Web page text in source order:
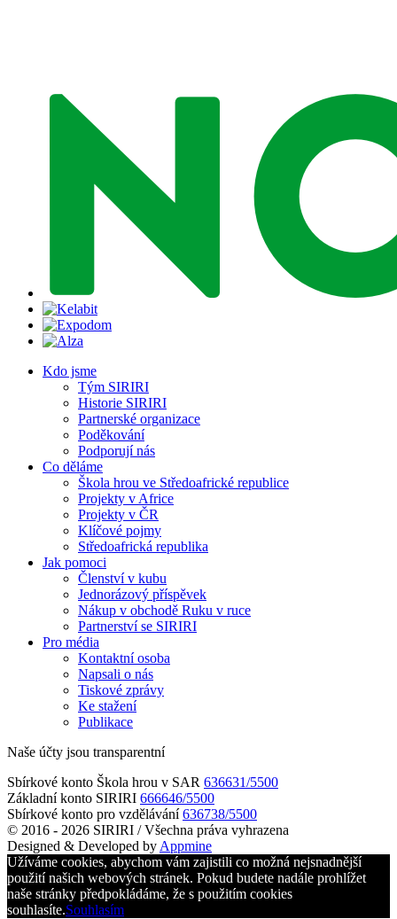
Kdo jsme
Tým SIRIRI
Historie SIRIRI
Partnerské organizace
Poděkování
Podporují nás
Co děláme
Škola hrou ve Středoafrické republice
Projekty v Africe
Projekty v ČR
Klíčové pojmy
Středoafrická republika
Jak pomoci
Členství v kubu
Jednorázový příspěvek
Nákup v obchodě Ruku v ruce
Partnerství se SIRIRI
Pro média
Kontaktní osoba
Napsali o nás
Tiskové zprávy
Ke stažení
Publikace
Naše účty jsou transparentní
Sbírkové konto Škola hrou v SAR 636631/5500
Základní konto SIRIRI 666646/5500
Sbírkové konto pro vzdělávání636738/5500
© 2016 - 2026 SIRIRI / Všechna práva vyhrazena
Designed & Developed byAppmine
Užíváme cookies, abychom vám zajistili co možná nejsnadnější
použití našich webových stránek. Pokud budete nadále prohlížet
naše stránky předpokládáme, že s použitím cookies
souhlasíte.Souhlasím